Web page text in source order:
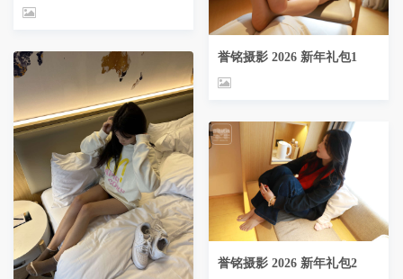
誉铭摄影 2026 新年礼包1
誉铭摄影 2026 新年礼包2